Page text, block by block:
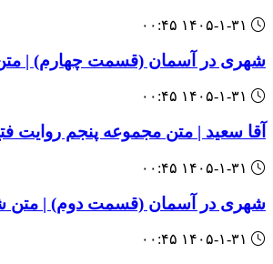
‌‌شهری در آسمان (قسمت چهارم) |
آقا سعید | متن مجموعه پنجم روایت
‌‌شهری در آسمان (قسمت دوم) | متن